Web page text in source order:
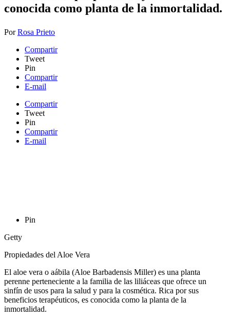
conocida como planta de la inmortalidad.
PorRosa Prieto
Compartir
Tweet
Pin
Compartir
E-mail
Compartir
Tweet
Pin
Compartir
E-mail
Pin
Getty
Propiedades del Aloe Vera
El aloe vera o aábila (Aloe Barbadensis Miller) es una planta
perenne perteneciente a la familia de las liliáceas que ofrece un
sinfín de usos para la salud y para la cosmética. Rica por sus
beneficios terapéuticos, es conocida como la planta de la
inmortalidad.